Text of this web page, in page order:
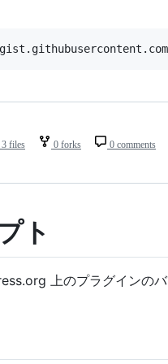
3 files 0 forks 0 comments
ト
上のプラグインのバ